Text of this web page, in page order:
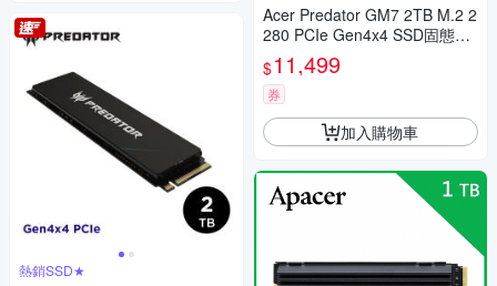
熱銷SSD★
Acer Predator GM7 2TB M.2 2
280 PCIe Gen4x4 SSD固態硬
碟(公司貨)
$11,499
券
加入購物車